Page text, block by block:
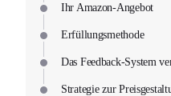
Ihr Amazon-Angebot
Erfüllungsmethode
Das Feedback-System
Strategie zur